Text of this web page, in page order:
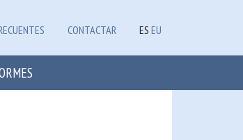
CONTACTAR ES EU